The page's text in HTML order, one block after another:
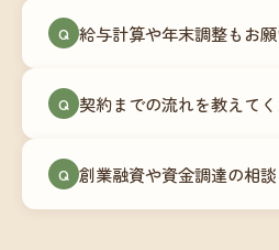
での変更も対応可能です。
供しています。これから
します。freee・弥生会計
Q 給与計算や年末調整もお
怠集計あり／5名まで）は
す。人数が増える場合は別
Q 契約までの流れを教えてく
（30〜60分）でご事業内
→ ③お見積り・ご契約 →
Q 創業融資や資金調達の相